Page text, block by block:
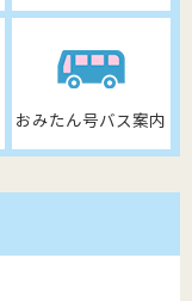
おみたん号バス案内